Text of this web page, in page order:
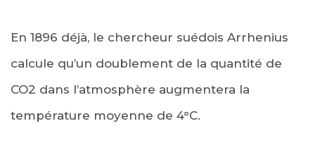
En 1896 déjà, le chercheur suédois Arrhenius
calcule qu’un doublement de la quantité de
CO2 dans l’atmosphère augmentera la
température moyenne de 4°C.